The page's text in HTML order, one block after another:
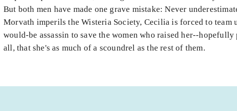
But both men have made one grave mistake: Never
Morvath imperils the Wisteria Society, Cecilia is forced to team
would-be assassin to save the women who raised her--
all, that she's as much of a scoundrel as the rest of them.